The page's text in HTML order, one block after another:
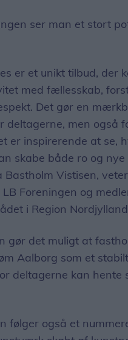
ser man et stort
er et unikt tilbud, der
med fællesskab,
Det gør en
deltagerne, men også
er inspirerende at se,
skabe både ro og nye
Bastholm Vistisen,
Foreningen og
i Region
gør det muligt at
Aalborg som et
deltagerne kan hente
følger også et